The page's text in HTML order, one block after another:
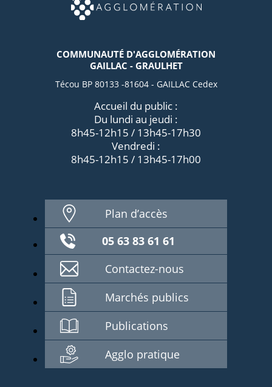
COMMUNAUTÉ D'AGGLOMÉRATION
GAILLAC - GRAULHET
Técou BP 80133 -81604 - GAILLAC Cedex
Accueil du public :
Du lundi au jeudi :
8h45-12h15 / 13h45-17h30
Vendredi :
8h45-12h15 / 13h45-17h00
Plan d’accès
05 63 83 61 61
Contactez-nous
Marchés publics
Publications
Agglo pratique